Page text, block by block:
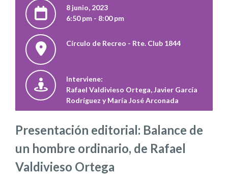
8 junio, 2023
6:50 pm - 8:00 pm
Círculo de Recreo - Rte. Club 1844
Interviene:
Rafael Valdivieso Ortega, Javier García
Rodríguez y María José Arconada
Presentación editorial: Balance de
un hombre ordinario, de Rafael
Valdivieso Ortega